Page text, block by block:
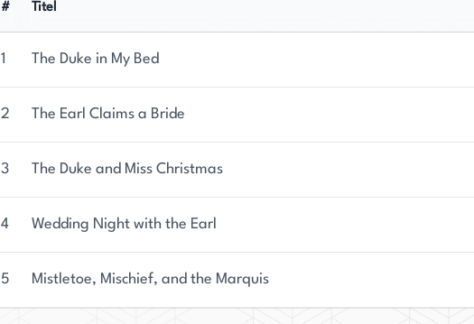
# Titel
1 The Duke in My Bed
2 The Earl Claims a Bride
3 The Duke and Miss Christmas
4 Wedding Night with the Earl
5 Mistletoe, Mischief, and the Marquis